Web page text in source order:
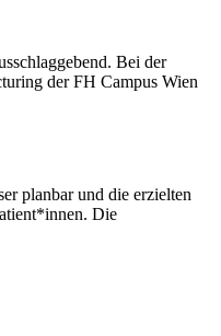
Bei der
der FH Campus Wien
planbar und die erzielten
Die